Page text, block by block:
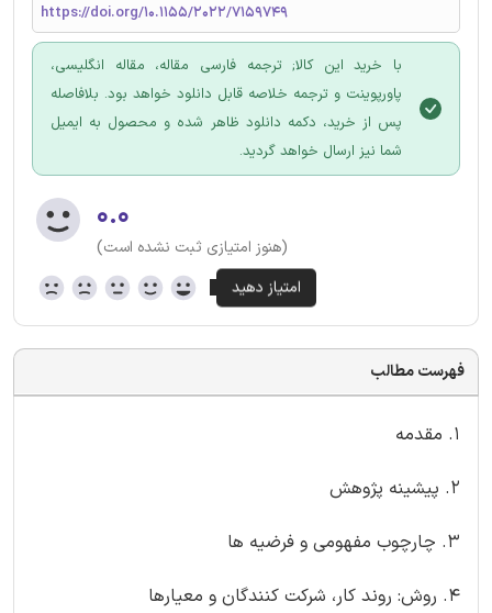
https://doi.org/10.1155/2022/7159749
با خرید این کالا; ترجمه فارسی مقاله، مقاله انگلیسی،
پاورپوینت و ترجمه خلاصه قابل دانلود خواهد بود. بلافاصله
پس از خرید، دکمه دانلود ظاهر شده و محصول به ایمیل
شما نیز ارسال خواهد گردید.
۰.۰
(هنوز امتیازی ثبت نشده است)
فهرست مطالب
1. مقدمه
2. پیشینه پژوهش
3. چارچوب مفهومی و فرضیه ها
4. روش: روند کار، شرکت کنندگان و معیارها